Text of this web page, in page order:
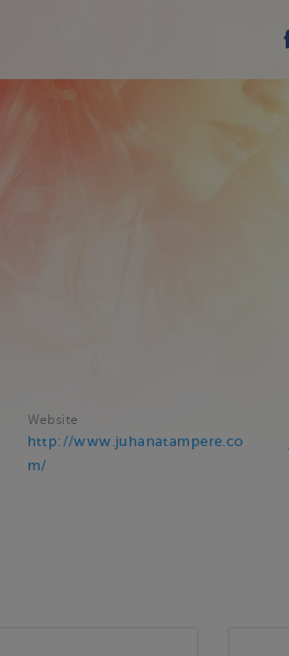
Website
http://www.juhanatampere.co
m/